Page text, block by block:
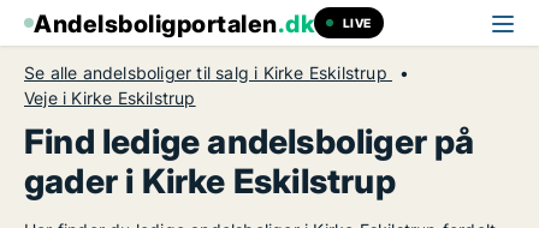
Andelsboligportalen.dk LIVE
Se alle andelsboliger til salg i Kirke Eskilstrup
Veje i Kirke Eskilstrup
Find ledige andelsboliger på
gader i Kirke Eskilstrup